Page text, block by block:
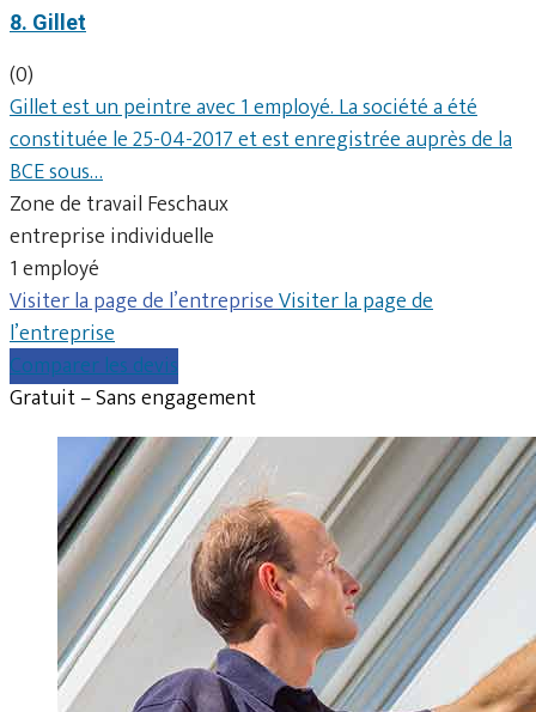
8. Gillet
(0)
Gillet est un peintre avec 1 employé. La société a été
constituée le 25-04-2017 et est enregistrée auprès de la
BCE sous…
Zone de travail Feschaux
entreprise individuelle
1 employé
Visiter la page de l’entrepriseVisiter la page de
l’entreprise
Comparer les devis
Gratuit – Sans engagement